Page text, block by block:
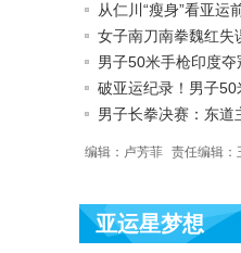
从仁川“瘦身”看亚运
女子南刀南拳魏红失
男子50米手枪印度夺
破亚运纪录！男子50
男子长拳决赛：东道
编辑：卢芳菲 责任编辑：
亚运星梦想